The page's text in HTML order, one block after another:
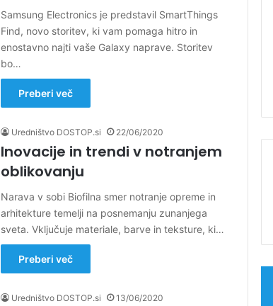
Samsung Electronics je predstavil SmartThings
Find, novo storitev, ki vam pomaga hitro in
enostavno najti vaše Galaxy naprave. Storitev
bo…
Preberi več
Uredništvo DOSTOP.si 22/06/2020
Inovacije in trendi v notranjem
oblikovanju
Narava v sobi Biofilna smer notranje opreme in
arhitekture temelji na posnemanju zunanjega
sveta. Vključuje materiale, barve in teksture, ki…
Preberi več
Uredništvo DOSTOP.si 13/06/2020